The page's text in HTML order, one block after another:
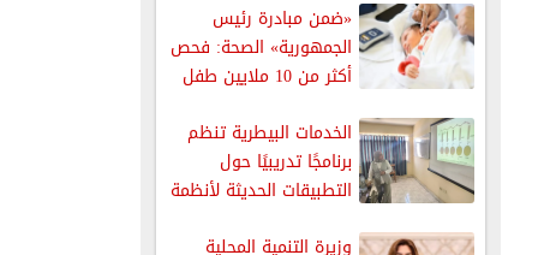
«ضمن مبادرة رئيس
الجمهورية» الصحة: فحص
أكثر من 10 ملايين طفل
الخدمات البيطرية تنظم
برنامجًا تدريبيًا حول
التطبيقات الحديثة لأنظمة
وزيرة التنمية المحلية